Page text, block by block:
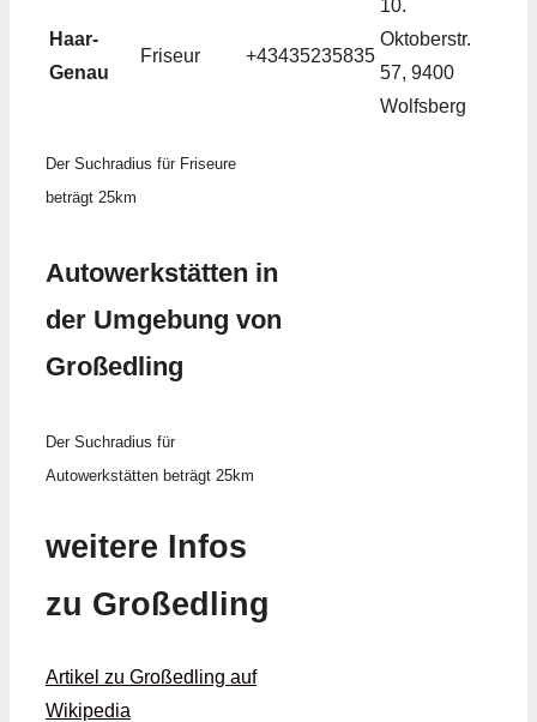
Haar-
Genau
Friseur +43435235835
10.
Oktoberstr.
57, 9400
Wolfsberg
Der Suchradius für Friseure
beträgt 25km
Autowerkstätten in
der Umgebung von
Großedling
Der Suchradius für
Autowerkstätten beträgt 25km
weitere Infos
zu Großedling
Artikel zu Großedling auf
Wikipedia